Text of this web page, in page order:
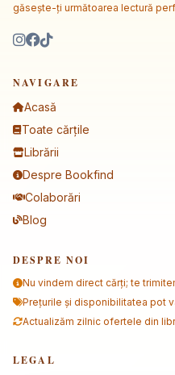
găsește-ți următoarea lectură
NAVIGARE
Acasă
Toate cărțile
Librării
Despre Bookfind
Colaborări
Blog
DESPRE NOI
Nu vindem direct cărți; te
Prețurile și disponibilitatea pot
Actualizăm zilnic ofertele din
LEGAL